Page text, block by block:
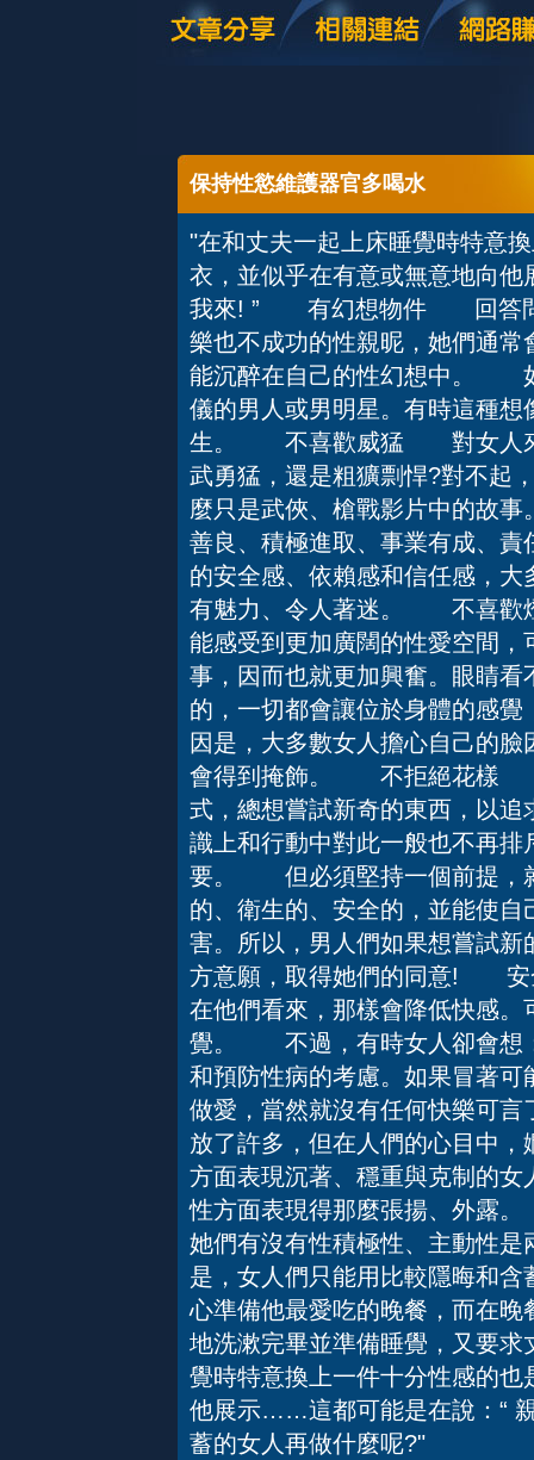
保持性慾維護器官多喝水
"在和丈夫一起上床睡覺時特意
衣，並似乎在有意或無意地向
我來! ” 有幻想物件 回答問
樂也不成功的性親昵，她們通
能沉醉在自己的性幻想中。
儀的男人或男明星。有時這種
生。 不喜歡威猛 對女人來
武勇猛，還是粗獷剽悍?對不起
麼只是武俠、槍戰影片中的故
善良、積極進取、事業有成、
的安全感、依賴感和信任感，
有魅力、令人著迷。 不喜歡
能感受到更加廣闊的性愛空間
事，因而也就更加興奮。眼睛
的，一切都會讓位於身體的感
因是，大多數女人擔心自己的
會得到掩飾。 不拒絕花樣
式，總想嘗試新奇的東西，以
識上和行動中對此一般也不再
要。 但必須堅持一個前提，
的、衛生的、安全的，並能使
害。所以，男人們如果想嘗試
方意願，取得她們的同意!
在他們看來，那樣會降低快感
覺。 不過，有時女人卻會想
和預防性病的考慮。如果冒著
做愛，當然就沒有任何快樂
放了許多，但在人們的心目中
方面表現沉著、穩重與克制的
性方面表現得那麼張揚、外露
她們有沒有性積極性、主動性
是，女人們只能用比較隱晦和
心準備他最愛吃的晚餐，而在
地洗漱完畢並準備睡覺，又要
覺時特意換上一件十分性感的
他展示……這都可能是在說：“
蓄的女人再做什麼呢?"